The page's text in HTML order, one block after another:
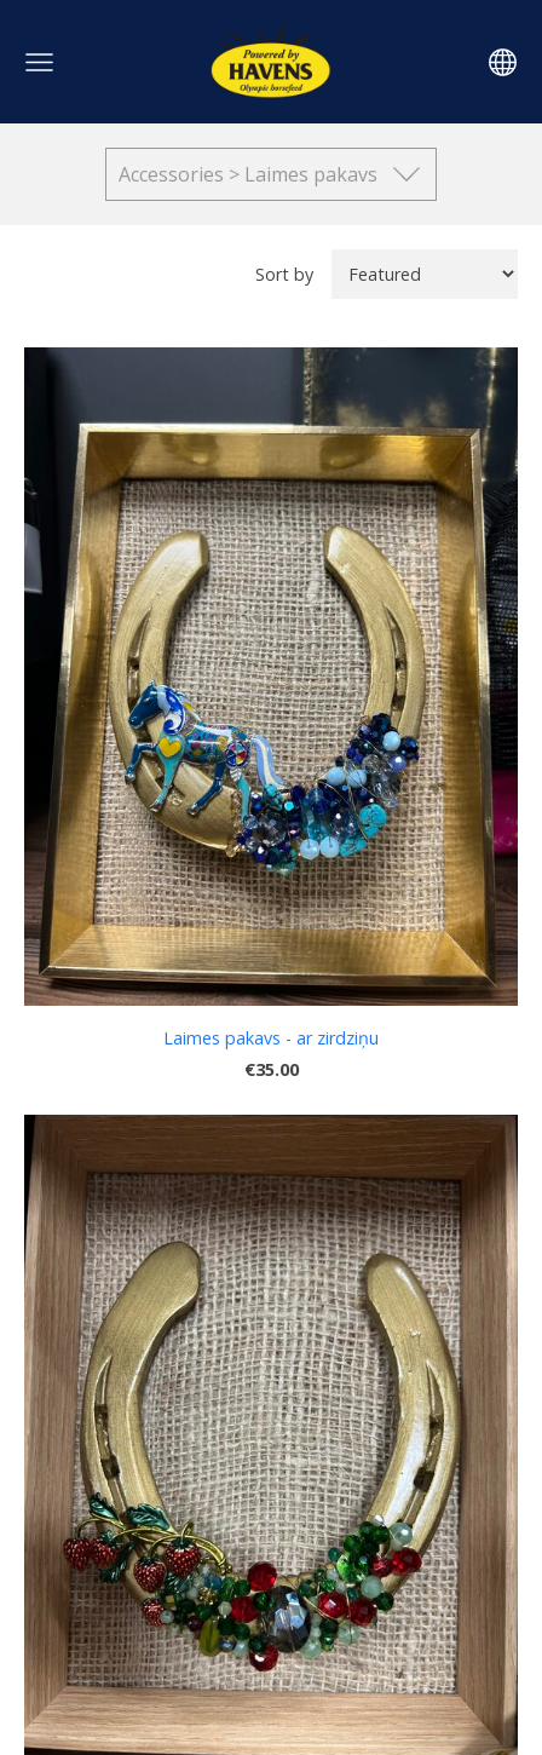
Accessories > Laimes pakavs
Sort by
Laimes pakavs - ar zirdziņu
€35.00